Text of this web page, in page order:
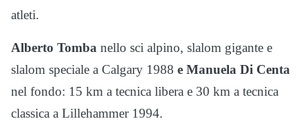
atleti.
Alberto Tomba nello sci alpino, slalom gigante e
slalom speciale a Calgary 1988 e Manuela Di Centa
nel fondo: 15 km a tecnica libera e 30 km a tecnica
classica a Lillehammer 1994.